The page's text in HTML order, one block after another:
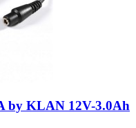
by KLAN 12V-3.0Ah